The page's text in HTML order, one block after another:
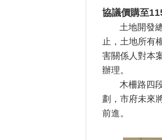
協議價購至
土地開發
止，土地所有
害關係人對本
辦理。
木柵路四
劃，市府未來
前進。